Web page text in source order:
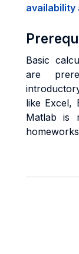
availability
Basic
are
like Excel,
Matlab is